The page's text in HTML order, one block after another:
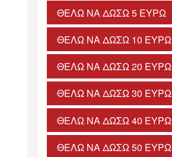
ΘΈΛΩ ΝΑ ΔΏΣΩ 5 ΕΥΡΏ
ΘΈΛΩ ΝΑ ΔΏΣΩ 10 ΕΥΡΏ
ΘΈΛΩ ΝΑ ΔΏΣΩ 20 ΕΥΡΏ
ΘΈΛΩ ΝΑ ΔΏΣΩ 30 ΕΥΡΏ
ΘΈΛΩ ΝΑ ΔΏΣΩ 40 ΕΥΡΏ
ΘΈΛΩ ΝΑ ΔΏΣΩ 50 ΕΥΡΏ